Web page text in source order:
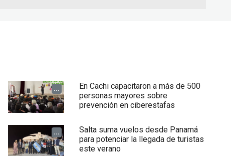
...
En Cachi capacitaron a más de 500
personas mayores sobre
prevención en ciberestafas
...
Salta suma vuelos desde Panamá
para potenciar la llegada de turistas
este verano